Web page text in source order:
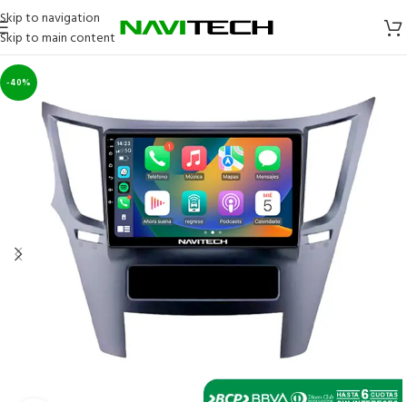
Skip to navigation
Skip to main content
-40%